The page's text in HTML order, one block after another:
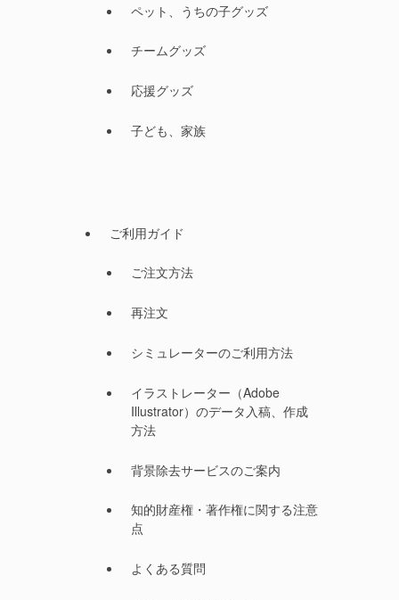
ペット、うちの子グッズ
チームグッズ
応援グッズ
子ども、家族
ご利用ガイド
ご注文方法
再注文
シミュレーターのご利用方法
イラストレーター（Adobe
Illustrator）のデータ入稿、作成
方法
背景除去サービスのご案内
知的財産権・著作権に関する注意
点
よくある質問